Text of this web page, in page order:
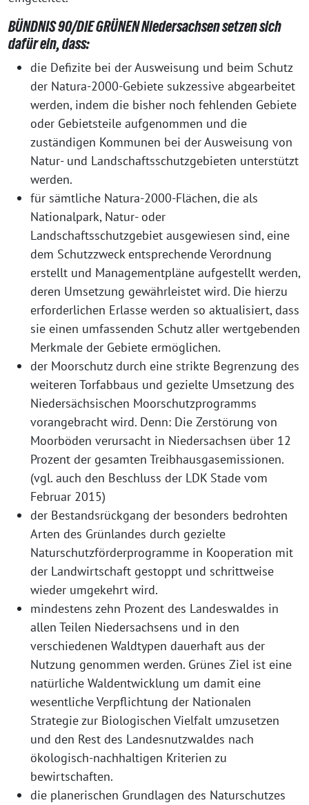
BÜNDNIS 90/DIE GRÜNEN Niedersachsen setzen sich
dafür ein, dass:
die Defizite bei der Ausweisung und beim Schutz
der Natura-2000-Gebiete sukzessive abgearbeitet
werden, indem die bisher noch fehlenden Gebiete
oder Gebietsteile aufgenommen und die
zuständigen Kommunen bei der Ausweisung von
Natur- und Landschaftsschutzgebieten unterstützt
werden.
für sämtliche Natura-2000-Flächen, die als
Nationalpark, Natur- oder
Landschaftsschutzgebiet ausgewiesen sind, eine
dem Schutzzweck entsprechende Verordnung
erstellt und Managementpläne aufgestellt werden,
deren Umsetzung gewährleistet wird. Die hierzu
erforderlichen Erlasse werden so aktualisiert, dass
sie einen umfassenden Schutz aller wertgebenden
Merkmale der Gebiete ermöglichen.
der Moorschutz durch eine strikte Begrenzung des
weiteren Torfabbaus und gezielte Umsetzung des
Niedersächsischen Moorschutzprogramms
vorangebracht wird. Denn: Die Zerstörung von
Moorböden verursacht in Niedersachsen über 12
Prozent der gesamten Treibhausgasemissionen.
(vgl. auch den Beschluss der LDK Stade vom
Februar 2015)
der Bestandsrückgang der besonders bedrohten
Arten des Grünlandes durch gezielte
Naturschutzförderprogramme in Kooperation mit
der Landwirtschaft gestoppt und schrittweise
wieder umgekehrt wird.
mindestens zehn Prozent des Landeswaldes in
allen Teilen Niedersachsens und in den
verschiedenen Waldtypen dauerhaft aus der
Nutzung genommen werden. Grünes Ziel ist eine
natürliche Waldentwicklung um damit eine
wesentliche Verpflichtung der Nationalen
Strategie zur Biologischen Vielfalt umzusetzen
und den Rest des Landesnutzwaldes nach
ökologisch-nachhaltigen Kriterien zu
bewirtschaften.
die planerischen Grundlagen des Naturschutzes